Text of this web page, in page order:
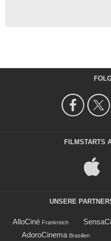
FILMSTARTS
UNSERE
AlloCiné Frankreich
AdoroCinema Brasilien